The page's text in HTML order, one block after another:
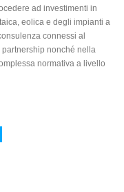
ad investimenti in
eolica e degli impianti a
connessi al
nonché nella
normativa a livello